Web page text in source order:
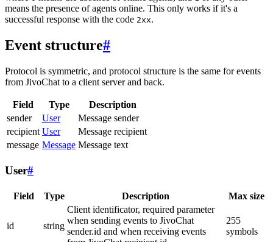
means the presence of agents online. This only works if it's a
successful response with the code 2xx.
Event structure#
Protocol is symmetric, and protocol structure is the same for events
from JivoChat to a client server and back.
Field Type
Description
sender
User
Message sender
recipient User
Message recipient
message Message Message text
User#
Field Type Description Max size
id string
Client identificator, required parameter
when sending events to JivoChat
sender.id and when receiving events
255
symbols